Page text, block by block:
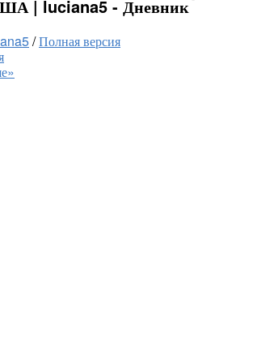
| luciana5 - Дневник
/Полная версия